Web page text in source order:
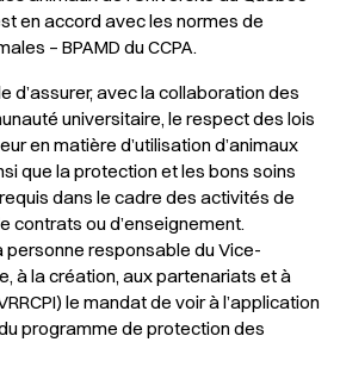
en accord avec les normes de
– BPAMD du CCPA.
d’assurer, avec la collaboration des
universitaire, le respect des lois
en matière d’utilisation d’animaux
que la protection et les bons soins
dans le cadre des activités de
contrats ou d’enseignement.
personne responsable du Vice-
à la création, aux partenariats et à
le mandat de voir à l’application
programme de protection des